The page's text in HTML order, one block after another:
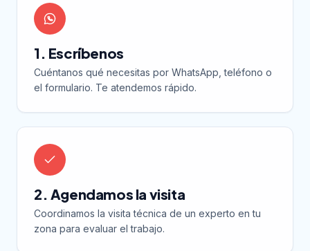
1. Escríbenos
Cuéntanos qué necesitas por WhatsApp, teléfono o
el formulario. Te atendemos rápido.
2. Agendamos la visita
Coordinamos la visita técnica de un experto en tu
zona para evaluar el trabajo.